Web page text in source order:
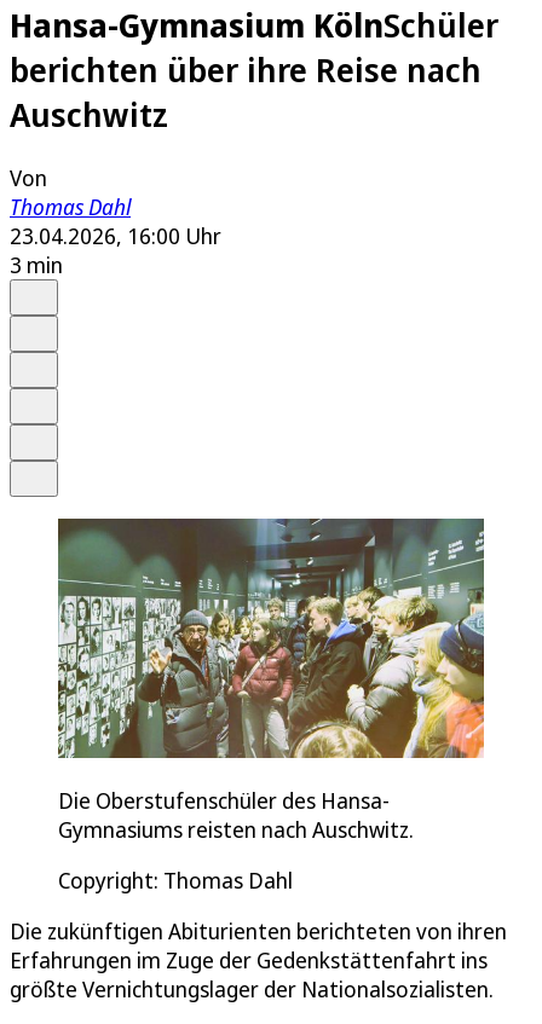
Hansa-Gymnasium KölnSchüler
berichten über ihre Reise nach
Auschwitz
Von
Thomas Dahl
23.04.2026, 16:00 Uhr
3 min
Die Oberstufenschüler des Hansa-
Gymnasiums reisten nach Auschwitz.
Copyright: Thomas Dahl
Die zukünftigen Abiturienten berichteten von ihren
Erfahrungen im Zuge der Gedenkstättenfahrt ins
größte Vernichtungslager der Nationalsozialisten.